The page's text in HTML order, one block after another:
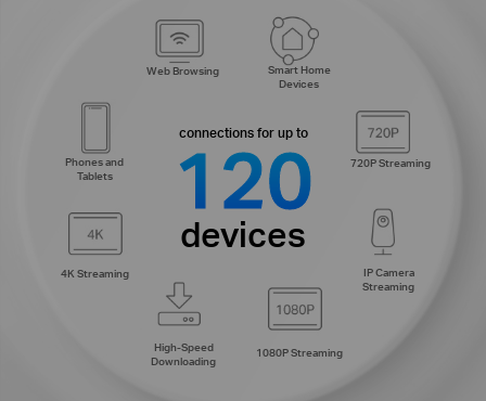
720P Streaming
Phones and
Tablets
1080P Streaming
Smart Home
Devices
High-Speed
Downloading
4K Streaming
IP Camera
Streaming
Web Browsing
connections for up to
120
devices